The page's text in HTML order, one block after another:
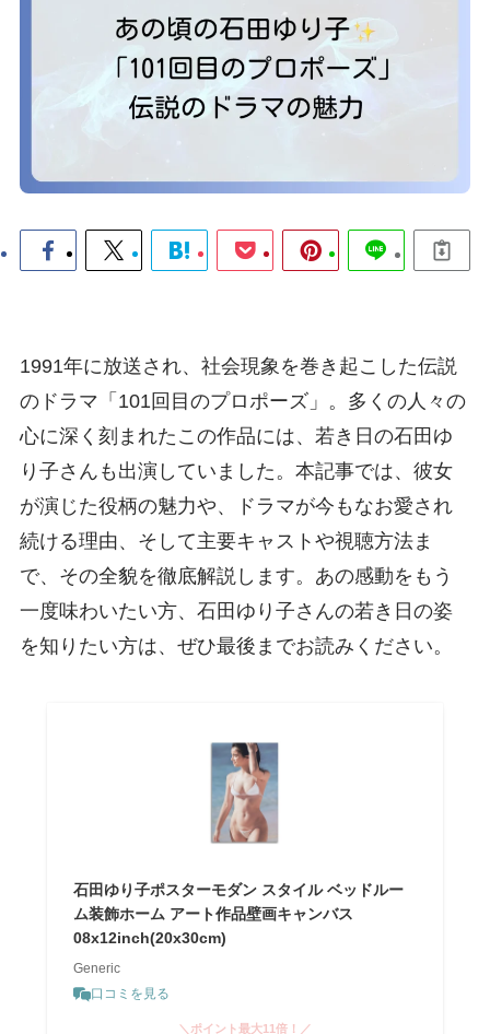
1991年に放送され、社会現象を巻き起こした伝説
のドラマ「101回目のプロポーズ」。多くの人々の
心に深く刻まれたこの作品には、若き日の石田ゆ
り子さんも出演していました。本記事では、彼女
が演じた役柄の魅力や、ドラマが今もなお愛され
続ける理由、そして主要キャストや視聴方法ま
で、その全貌を徹底解説します。あの感動をもう
一度味わいたい方、石田ゆり子さんの若き日の姿
を知りたい方は、ぜひ最後までお読みください。
石田ゆり子ポスターモダン スタイル ベッドルー
ム装飾ホーム アート作品壁画キャンバス
08x12inch(20x30cm)
Generic
口コミを見る
＼ポイント最大11倍！／